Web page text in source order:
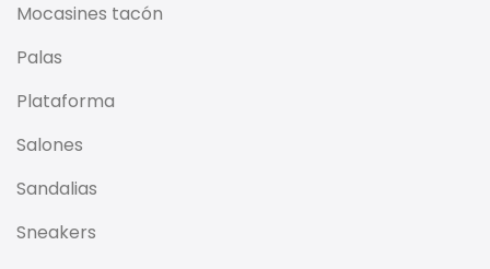
Mocasines tacón
Palas
Plataforma
Salones
Sandalias
Sneakers